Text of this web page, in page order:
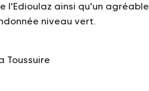
l'Edioulaz ainsi qu'un agréable
niveau vert.
Toussuire